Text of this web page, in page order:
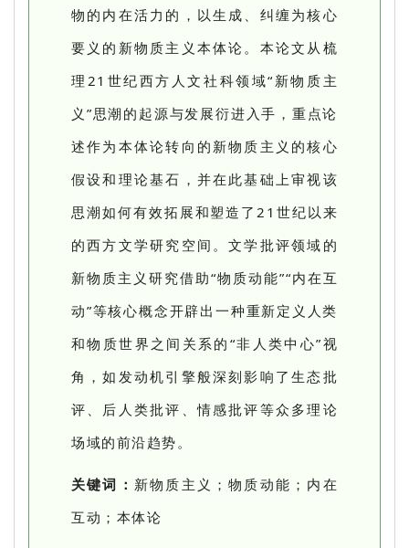
物的内在活力的，以生成、纠缠为核心
要义的新物质主义本体论。本论文从梳
理21世纪西方人文社科领域“新物质主
义”思潮的起源与发展衍进入手，重点论
述作为本体论转向的新物质主义的核心
假设和理论基石，并在此基础上审视该
思潮如何有效拓展和塑造了21世纪以来
的西方文学研究空间。文学批评领域的
新物质主义研究借助“物质动能”“内在互
动”等核心概念开辟出一种重新定义人类
和物质世界之间关系的“非人类中心”视
角，如发动机引擎般深刻影响了生态批
评、后人类批评、情感批评等众多理论
场域的前沿趋势。
关键词： 新物质主义；物质动能；内在
互动；本体论